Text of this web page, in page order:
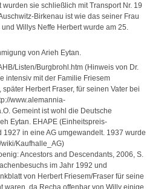
sie schließlich mit Transport Nr. 19
Birkenau ist wie das seiner Frau
Willys Neffe Herbert wurde am 25.
von Arieh Eytan.
Listen/Burgbrohl.htm (Hinweis von Dr.
intensiv mit der Familie Friesem
Herbert Fraser, für seinen Vater bei
www.alemannia-
Gemeint ist wohl die Deutsche
Eytan. EHAPE (Einheitspreis-
in eine AG umgewandelt. 1937 wurde
Kaufhalle_AG)
Ancestors and Descendants, 2006, S.
im Jahr 1992 und
von Herbert Friesem/Fraser für seine